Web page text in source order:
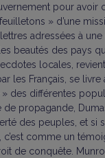
pour avoir
» d’une
adressées à une
beautés des pays
locales,
les Français, se livre
des différentes
propagande,
des peuples, et si
c’est comme un
de conquête.